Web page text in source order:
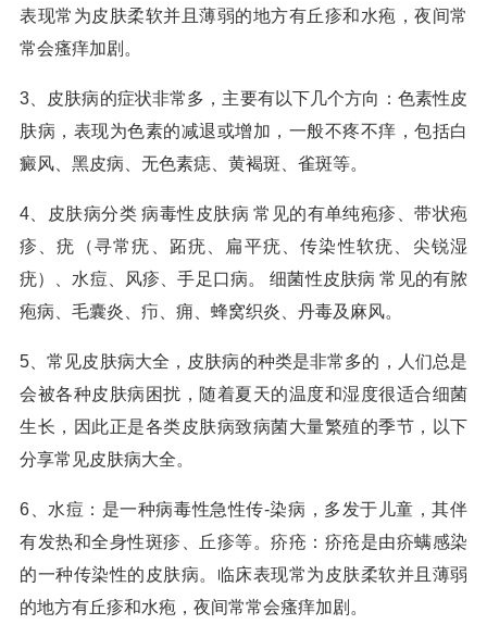
表现常为皮肤柔软并且薄弱的地方有丘疹和水疱，夜间常
常会瘙痒加剧。
3、皮肤病的症状非常多，主要有以下几个方向：色素性皮
肤病，表现为色素的减退或增加，一般不疼不痒，包括白
癜风、黑皮病、无色素痣、黄褐斑、雀斑等。
4、皮肤病分类 病毒性皮肤病 常见的有单纯疱疹、带状疱
疹、疣（寻常疣、跖疣、扁平疣、传染性软疣、尖锐湿
疣）、水痘、风疹、手足口病。 细菌性皮肤病 常见的有脓
疱病、毛囊炎、疖、痈、蜂窝织炎、丹毒及麻风。
5、常见皮肤病大全，皮肤病的种类是非常多的，人们总是
会被各种皮肤病困扰，随着夏天的温度和湿度很适合细菌
生长，因此正是各类皮肤病致病菌大量繁殖的季节，以下
分享常见皮肤病大全。
6、水痘：是一种病毒性急性传-染病，多发于儿童，其伴
有发热和全身性斑疹、丘疹等。疥疮：疥疮是由疥螨感染
的一种传染性的皮肤病。临床表现常为皮肤柔软并且薄弱
的地方有丘疹和水疱，夜间常常会瘙痒加剧。